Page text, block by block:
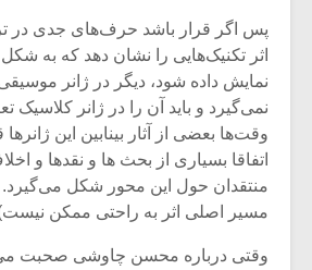
پس اگر قرار باشد حرف‌های جدی در
اثر تکنیک‌هایی را نشان دهد که به
نمایش داده شود، دیگر در ژانر
نمی‌گیرد و باید آن را در ژانر کلاسیک
وقت‌ها بعضی از آثار بینابین این
اتفاقا بسیاری از بحث ها و نقدها و
منتقدان حول این محور شکل
مسیر اصلی اثر به راحتی ممکن
وقتی درباره محسن چاوشی صحبت
میکلوش روژا
یادداشتی بر موسیقی
متن فیلم «متری